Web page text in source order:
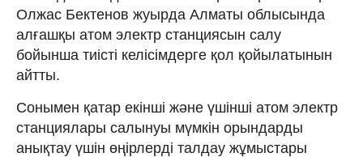
Олжас Бектенов жуырда Алматы облысында
алғашқы атом электр станциясын салу
бойынша тиісті келісімдерге қол қойылатынын
айтты.
Сонымен қатар екінші және үшінші атом электр
станциялары салынуы мүмкін орындарды
анықтау үшін өңірлерді талдау жұмыстары